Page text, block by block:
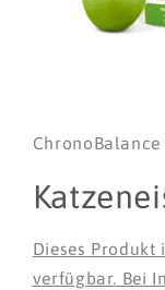
Modal
öffnen
ChronoBalance
Dieses
verfügbar. Bei